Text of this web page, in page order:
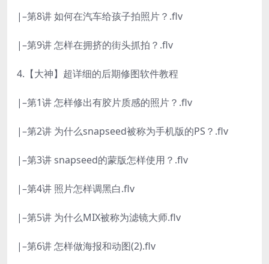
|–第8讲 如何在汽车给孩子拍照片？.flv
|–第9讲 怎样在拥挤的街头抓拍？.flv
4.【大神】超详细的后期修图软件教程
|–第1讲 怎样修出有胶片质感的照片？.flv
|–第2讲 为什么snapseed被称为手机版的PS？.flv
|–第3讲 snapseed的蒙版怎样使用？.flv
|–第4讲 照片怎样调黑白.flv
|–第5讲 为什么MIX被称为滤镜大师.flv
|–第6讲 怎样做海报和动图(2).flv